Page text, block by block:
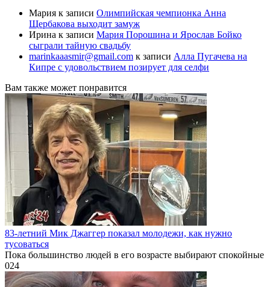
Мария к записи Олимпийская чемпионка Анна
Щербакова выходит замуж
Ирина к записи Мария Порошина и Ярослав Бойко
сыграли тайную свадьбу
marinkaaasmir@gmail.com к записи Алла Пугачева на
Кипре с удовольствием позирует для селфи
Вам также может понравится
83-летний Мик Джаггер показал молодежи, как нужно
тусоваться
Пока большинство людей в его возрасте выбирают спокойные
024